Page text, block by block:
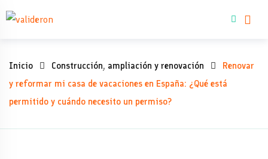
Skip
Comprar
Renovar
y
reformar
Inicio Construcción, ampliación y renovación
Renovar
y reformar mi casa de vacaciones en España: ¿Qué está
permitido y cuándo necesito un permiso?